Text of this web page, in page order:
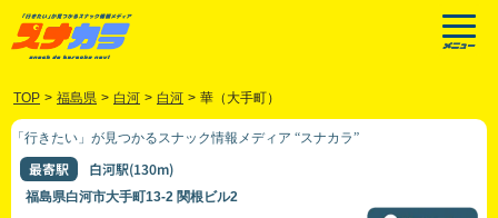
TOP > 福島県 > 白河 > 白河 > 華（大手町）
「行きたい」が見つかるスナック情報メディア “スナカラ”
最寄駅 白河駅(130m)
福島県白河市大手町13-2 関根ビル2